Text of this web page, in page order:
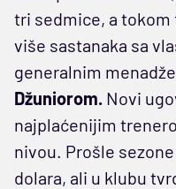
tri sedmice, a tokom
više sastanaka sa
generalnim
Džuniorom. Novi
najplaćenijim
nivou. Prošle
dolara, ali u klubu